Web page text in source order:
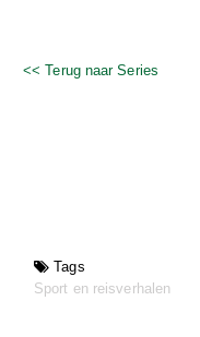
<< Terug naar Series
Tags
Sport en reisverhalen